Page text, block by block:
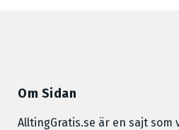
Om Sidan
AlltingGratis.se är en sajt som